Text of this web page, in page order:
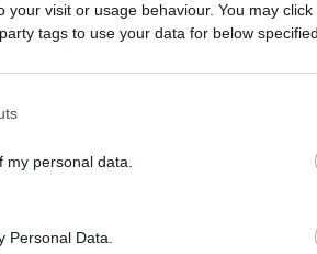
your visit or usage behaviour. You may
tags to use your data for below
my personal data.
Personal Data.